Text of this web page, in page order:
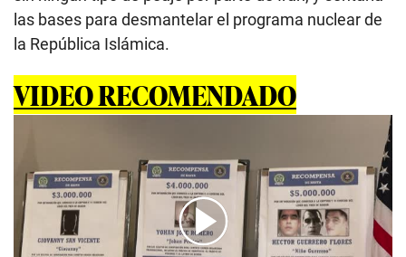
las bases para desmantelar el programa nuclear de
la República Islámica.
VIDEO RECOMENDADO